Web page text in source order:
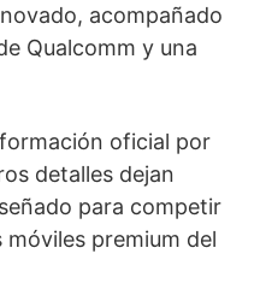
acompañado
Qualcomm y una
oficial por
detalles dejan
para competir
premium del